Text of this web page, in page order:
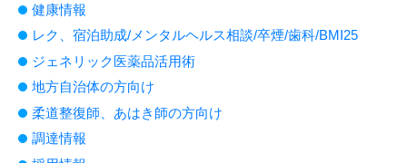
健康情報
レク、宿泊助成/メンタルヘルス相談/卒煙/歯科/BMI25
ジェネリック医薬品活用術
地方自治体の方向け
柔道整復師、あはき師の方向け
調達情報